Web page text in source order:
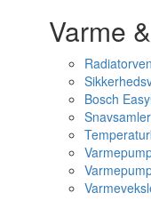
Varme
Bosch